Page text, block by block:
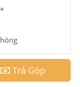
Trả Góp